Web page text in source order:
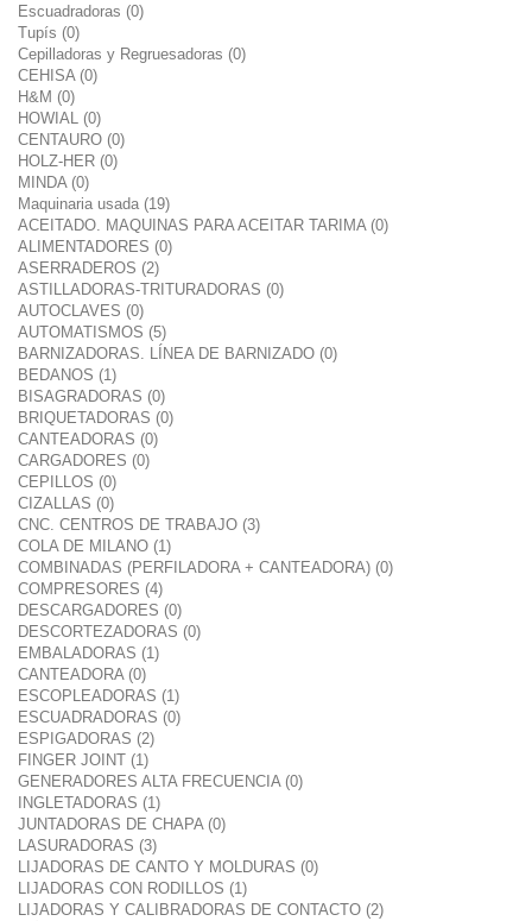
Escuadradoras (0)
Tupís (0)
Cepilladoras y Regruesadoras (0)
CEHISA (0)
H&M (0)
HOWIAL (0)
CENTAURO (0)
HOLZ-HER (0)
MINDA (0)
Maquinaria usada (19)
ACEITADO. MAQUINAS PARA ACEITAR TARIMA (0)
ALIMENTADORES (0)
ASERRADEROS (2)
ASTILLADORAS-TRITURADORAS (0)
AUTOCLAVES (0)
AUTOMATISMOS (5)
BARNIZADORAS. LÍNEA DE BARNIZADO (0)
BEDANOS (1)
BISAGRADORAS (0)
BRIQUETADORAS (0)
CANTEADORAS (0)
CARGADORES (0)
CEPILLOS (0)
CIZALLAS (0)
CNC. CENTROS DE TRABAJO (3)
COLA DE MILANO (1)
COMBINADAS (PERFILADORA + CANTEADORA) (0)
COMPRESORES (4)
DESCARGADORES (0)
DESCORTEZADORAS (0)
EMBALADORAS (1)
CANTEADORA (0)
ESCOPLEADORAS (1)
ESCUADRADORAS (0)
ESPIGADORAS (2)
FINGER JOINT (1)
GENERADORES ALTA FRECUENCIA (0)
INGLETADORAS (1)
JUNTADORAS DE CHAPA (0)
LASURADORAS (3)
LIJADORAS DE CANTO Y MOLDURAS (0)
LIJADORAS CON RODILLOS (1)
LIJADORAS Y CALIBRADORAS DE CONTACTO (2)